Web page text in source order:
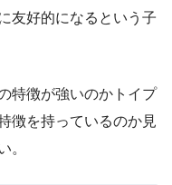
友好的になるという子
特徴が強いのかトイプ
徴を持っているのか見
。